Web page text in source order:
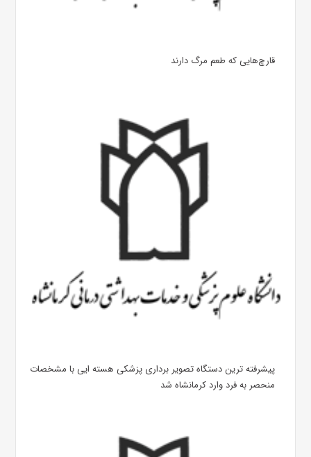
قارچ‌هایی که طعم مرگ دارند
پیشرفته ترین دستگاه تصویر برداری پزشکی هسته ایی با مشخصات
منحصر به فرد وارد کرمانشاه شد